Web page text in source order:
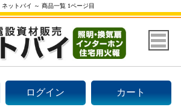
ットバイ ～ 商品一覧 1ページ目
ログイン カート